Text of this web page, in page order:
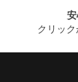
クリッ